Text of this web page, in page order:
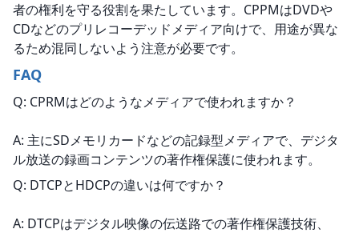
者の権利を守る役割を果たしています。CPPMはDVDや
CDなどのプリレコーデッドメディア向けで、用途が異な
るため混同しないよう注意が必要です。
FAQ
Q: CPRMはどのようなメディアで使われますか？
A: 主にSDメモリカードなどの記録型メディアで、デジタ
ル放送の録画コンテンツの著作権保護に使われます。
Q: DTCPとHDCPの違いは何ですか？
A: DTCPはデジタル映像の伝送路での著作権保護技術、